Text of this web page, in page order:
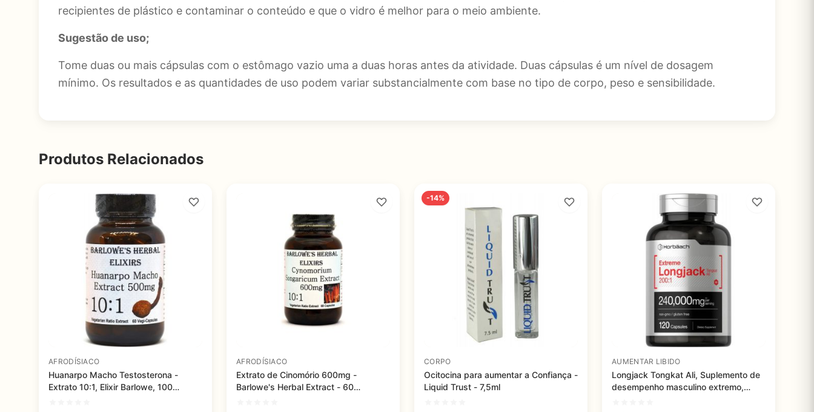
recipientes de plástico e contaminar o conteúdo e que o vidro é melhor para o meio ambiente.
Sugestão de uso;
Tome duas ou mais cápsulas com o estômago vazio uma a duas horas antes da atividade. Duas cápsulas é um nível de dosagem
mínimo. Os resultados e as quantidades de uso podem variar substancialmente com base no tipo de corpo, peso e sensibilidade.
Produtos Relacionados
AFRODÍSIACO
Huanarpo Macho Testosterona -
Extrato 10:1, Elixir Barlowe, 100
AFRODÍSIACO
Extrato de Cinomório 600mg -
Barlowe's Herbal Extract - 60
-14%
CORPO
Ocitocina para aumentar a Confiança -
Liquid Trust - 7,5ml
AUMENTAR LIBIDO
Longjack Tongkat Ali, Suplemento de
desempenho masculino extremo,